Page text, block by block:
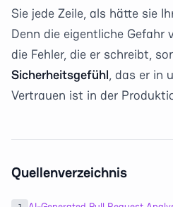
Sie jede Zeile, als hätte sie
Denn die eigentliche Gefahr
die Fehler, die er schreibt,
Sicherheitsgefühl, das er in
Vertrauen ist in der
Quellenverzeichnis